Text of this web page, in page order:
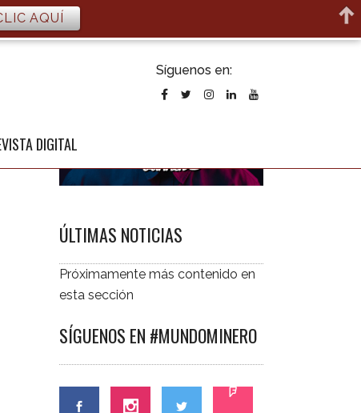
Síguenos en:
DIGITAL
ÚLTIMAS NOTICIAS
Próximamente más contenido en
esta sección
SÍGUENOS EN #MUNDOMINERO
AQUÍ